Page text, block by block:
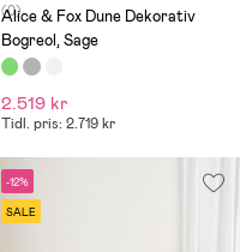
(0)
Alice & Fox Dune Dekorativ
Bogreol, Sage
2.519 kr
Tidl. pris: 2.719 kr
-12%
SALE